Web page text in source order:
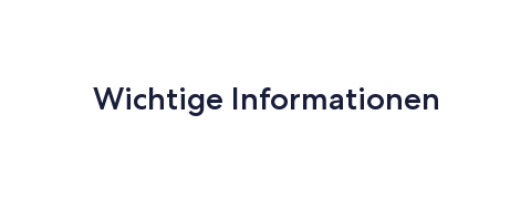
Wichtige Informationen